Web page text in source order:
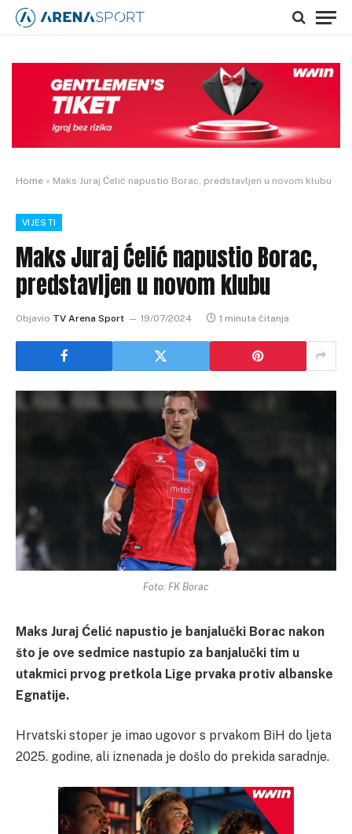
Home » Maks Juraj Ćelić napustio Borac, predstavljen u novom klubu
VIJESTI
Maks Juraj Ćelić napustio Borac,
predstavljen u novom klubu
Objavio TV Arena Sport 19/07/2024 1 minuta čitanja
Foto: FK Borac
Maks Juraj Ćelić napustio je banjalučki Borac nakon
što je ove sedmice nastupio za banjalučki tim u
utakmici prvog pretkola Lige prvaka protiv albanske
Egnatije.
Hrvatski stoper je imao ugovor s prvakom BiH do ljeta
2025. godine, ali iznenada je došlo do prekida saradnje.